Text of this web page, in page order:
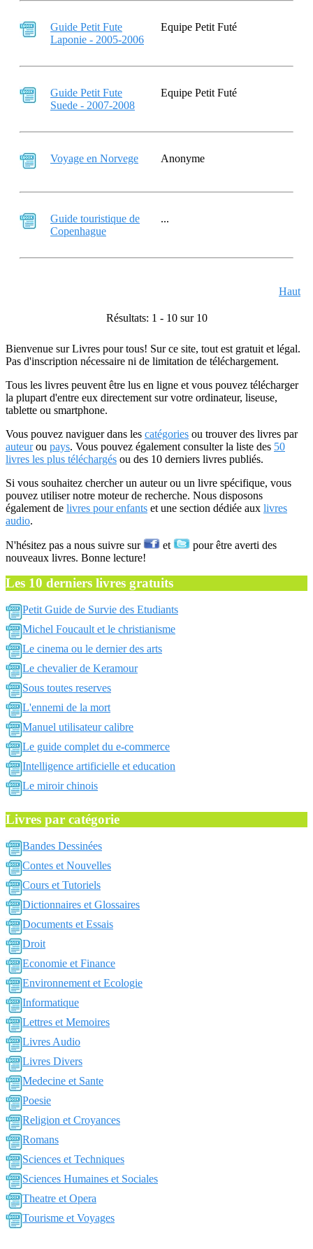
Guide Petit Fute
Laponie - 2005-2006
Equipe Petit Futé
Guide Petit Fute
Suede - 2007-2008
Equipe Petit Futé
Voyage en Norvege Anonyme
Guide touristique de
Copenhague
...
Haut
Résultats: 1 - 10 sur 10
Bienvenue sur Livres pour tous! Sur ce site, tout est gratuit et légal.
Pas d'inscription nécessaire ni de limitation de téléchargement.
Tous les livres peuvent être lus en ligne et vous pouvez télécharger
la plupart d'entre eux directement sur votre ordinateur, liseuse,
tablette ou smartphone.
Vous pouvez naviguer dans les catégories ou trouver des livres par
auteurou pays. Vous pouvez également consulter la liste des 50
livres les plus téléchargés ou des 10 derniers livres publiés.
Si vous souhaitez chercher un auteur ou un livre spécifique, vous
pouvez utiliser notre moteur de recherche. Nous disposons
également de livres pour enfants et une section dédiée aux livres
audio.
N'hésitez pas a nous suivre sur et
pour être averti des
nouveaux livres. Bonne lecture!
Les 10 derniers livres gratuits
Petit Guide de Survie des Etudiants
Michel Foucault et le christianisme
Le cinema ou le dernier des arts
Le chevalier de Keramour
Sous toutes reserves
L'ennemi de la mort
Manuel utilisateur calibre
Le guide complet du e-commerce
Intelligence artificielle et education
Le miroir chinois
Livres par catégorie
Bandes Dessinées
Contes et Nouvelles
Cours et Tutoriels
Dictionnaires et Glossaires
Documents et Essais
Droit
Economie et Finance
Environnement et Ecologie
Informatique
Lettres et Memoires
Livres Audio
Livres Divers
Medecine et Sante
Poesie
Religion et Croyances
Romans
Sciences et Techniques
Sciences Humaines et Sociales
Theatre et Opera
Tourisme et Voyages